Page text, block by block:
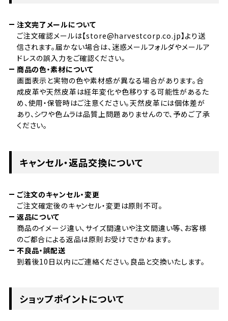
注文完了メールについて
ご注文確認メールは【store@harvestcorp.co.jp】より送
信されます。届かない場合は、迷惑メールフォルダやメールア
ドレスの誤入力をご確認ください。
商品の色・素材について
画面表示と実物の色や素材感が異なる場合があります。合
成皮革や天然皮革は経年変化や色移りする可能性があるた
め、使用・保管時はご注意ください。天然皮革には個体差が
あり、シワや色ムラは品質上問題ありませんので、予めご了承
ください。
キャンセル・返品交換について
ご注文のキャンセル・変更
ご注文確定後のキャンセル・変更は原則不可。
返品について
商品のイメージ違い、サイズ間違いや注文間違い等、お客様
のご都合による返品は原則お受けできかねます。
不良品・誤配送
到着後10日以内にご連絡ください。良品と交換いたします。
ショップポイントについて